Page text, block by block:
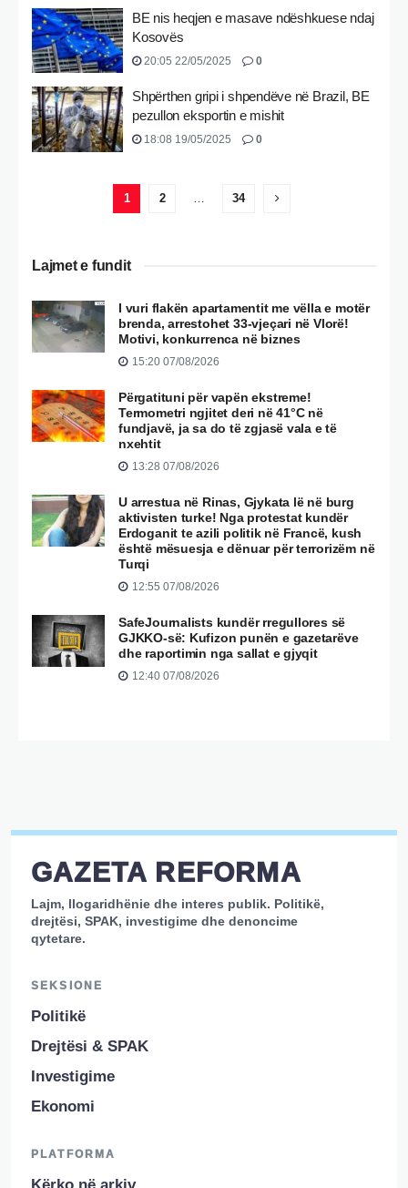
BE nis heqjen e masave ndëshkuese ndaj
Kosovës
20:05 22/05/2025 0
Shpërthen gripi i shpendëve në Brazil, BE
pezullon eksportin e mishit
18:08 19/05/2025 0
1 2 34
Lajmet e fundit
I vuri flakën apartamentit me vëlla e motër
brenda, arrestohet 33-vjeçari në Vlorë!
Motivi, konkurrenca në biznes
15:20 07/08/2026
Përgatituni për vapën ekstreme!
Termometri ngjitet deri në 41°C në
fundjavë, ja sa do të zgjasë vala e të
nxehtit
13:28 07/08/2026
U arrestua në Rinas, Gjykata lë në burg
aktivisten turke! Nga protestat kundër
Erdoganit te azili politik në Francë, kush
është mësuesja e dënuar për terrorizëm në
Turqi
12:55 07/08/2026
SafeJournalists kundër rregullores së
GJKKO-së: Kufizon punën e gazetarëve
dhe raportimin nga sallat e gjyqit
12:40 07/08/2026
GAZETA REFORMA
Lajm, llogaridhënie dhe interes publik. Politikë,
drejtësi, SPAK, investigime dhe denoncime
qytetare.
SEKSIONE
Politikë
Drejtësi & SPAK
Investigime
Ekonomi
PLATFORMA
Kërko në arkiv